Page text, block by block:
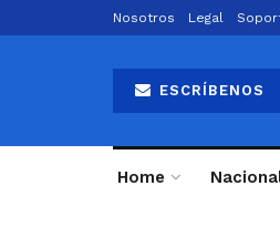
Nosotros Legal
ESCRÍBENOS
Home